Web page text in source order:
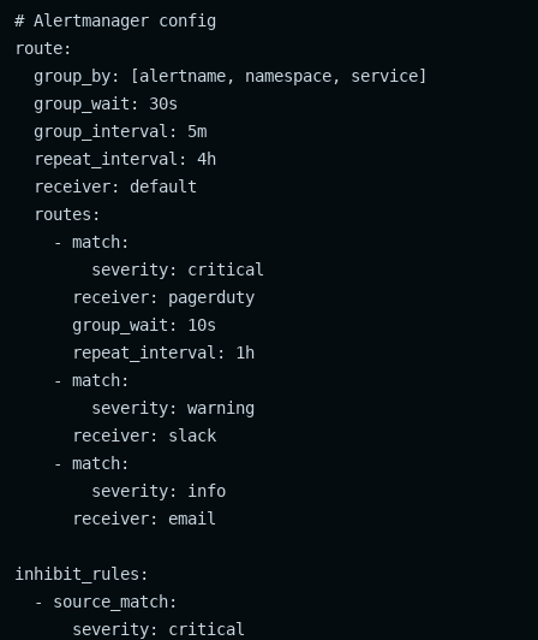
# Alertmanager config
route:
  group_by: [alertname, namespace, service]
  group_wait: 30s
  group_interval: 5m
  repeat_interval: 4h
  receiver: default
  routes:
    - match:
        severity: critical
      receiver: pagerduty
      group_wait: 10s
      repeat_interval: 1h
    - match:
        severity: warning
      receiver: slack
    - match:
        severity: info
      receiver: email
inhibit_rules:
  - source_match:
      severity: critical